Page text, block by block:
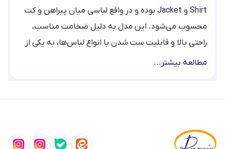
Shirt و Jacket بوده و در واقع لباسی میان پیراهن و کت
محسوب می‌شود. این مدل به دلیل ضخامت مناسب،
راحتی بالا و قابلیت ست شدن با انواع لباس‌ها، به یکی از
ترندهای اصلی استایل پاییزی تبدیل شده است.
مدل‌ها و نکات مهم انتخاب آن آشنا شوید.
مطالعه بیشتر...